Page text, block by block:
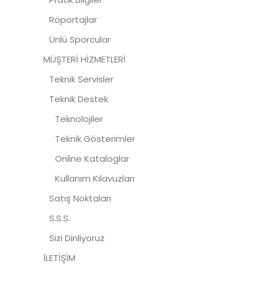
Röportajlar
Ünlü Sporcular
MÜŞTERİ HİZMETLERİ
Teknik Servisler
Teknik Destek
Teknolojiler
Teknik Gösterimler
Online Kataloglar
Kullanım Kılavuzları
Satış Noktaları
S.S.S.
Sizi Dinliyoruz
İLETİŞİM